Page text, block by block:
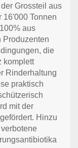
Grossteil aus
16'000 Tonnen
aus
Produzenten
die
komplett
Rinderhaltung
praktisch
mit der
Hinzu